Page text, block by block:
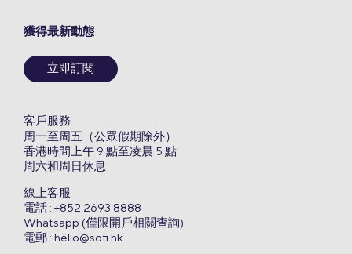
獲得最新動態
立即訂閱
客戶服務
周一至周五（公眾假期除外）
香港時間上午 9 點至凌晨 5 點
周六和周日休息
線上客服
電話 : +852 2693 8888
Whatsapp (僅限開戶相關查詢)
電郵 : hello@sofi.hk